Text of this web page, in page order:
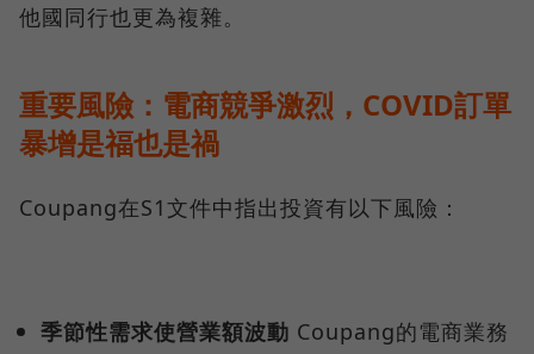
他國同行也更為複雜。
重要風險：電商競爭激烈，COVID訂單
暴增是福也是禍
Coupang在S1文件中指出投資有以下風險：
季節性需求使營業額波動 Coupang的電商業務